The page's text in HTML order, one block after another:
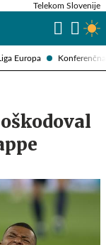
Europa
Telekom Slovenije